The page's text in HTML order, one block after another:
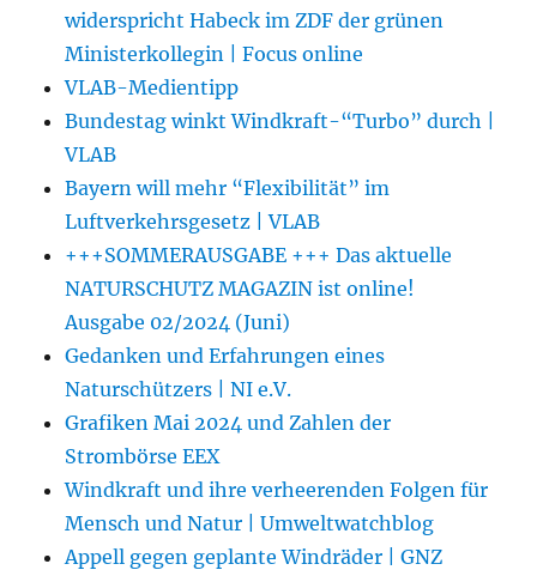
widerspricht Habeck im ZDF der grünen
Ministerkollegin | Focus online
VLAB-Medientipp
Bundestag winkt Windkraft-“Turbo” durch |
VLAB
Bayern will mehr “Flexibilität” im
Luftverkehrsgesetz | VLAB
+++SOMMERAUSGABE +++ Das aktuelle
NATURSCHUTZ MAGAZIN ist online!
Ausgabe 02/2024 (Juni)
Gedanken und Erfahrungen eines
Naturschützers | NI e.V.
Grafiken Mai 2024 und Zahlen der
Strombörse EEX
Windkraft und ihre verheerenden Folgen für
Mensch und Natur | Umweltwatchblog
Appell gegen geplante Windräder | GNZ